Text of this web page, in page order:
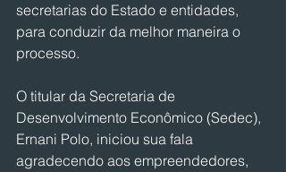
secretarias do Estado e entidades,
para conduzir da melhor maneira o
processo.
O titular da Secretaria de
Desenvolvimento Econômico (Sedec),
Ernani Polo, iniciou sua fala
agradecendo aos empreendedores,